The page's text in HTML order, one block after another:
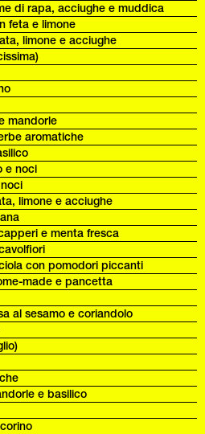
di rapa, acciughe e muddica
feta e limone
limone e acciughe
mandorle
aromatiche
e noci
limone e acciughe
e menta fresca
con pomodori piccanti
made e pancetta
al sesamo e coriandolo
e basilico